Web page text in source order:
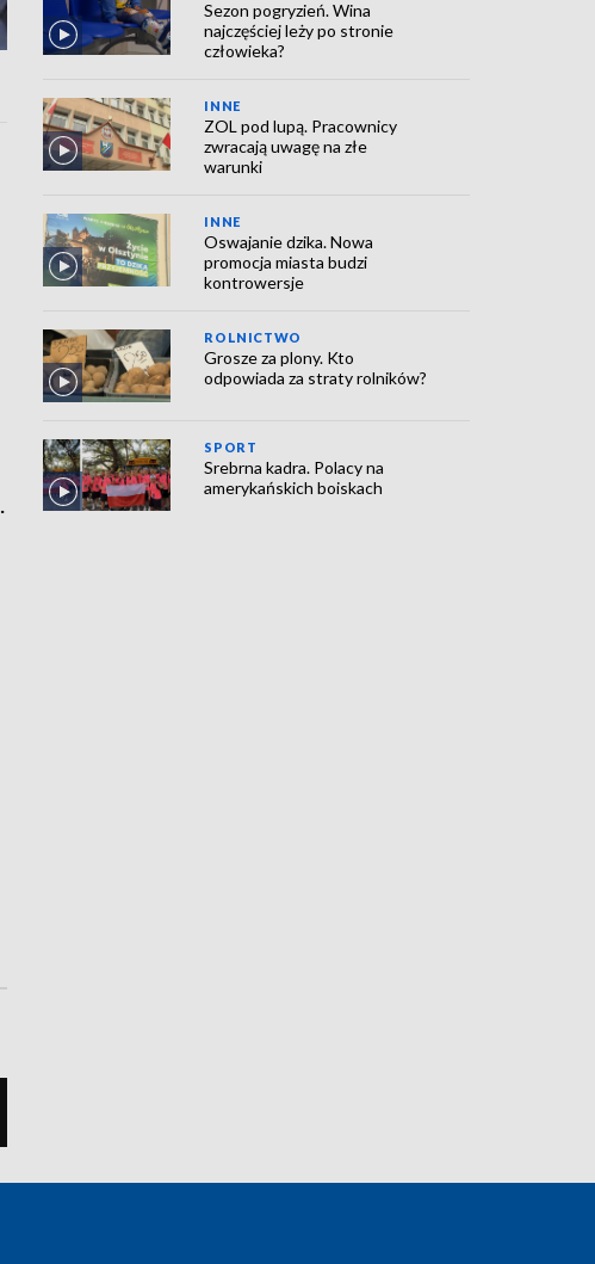
Sezon pogryzień. Wina
najczęściej leży po stronie
człowieka?
INNE
ZOL pod lupą. Pracownicy
zwracają uwagę na złe
warunki
INNE
Oswajanie dzika. Nowa
promocja miasta budzi
kontrowersje
ROLNICTWO
Grosze za plony. Kto
odpowiada za straty rolników?
SPORT
Srebrna kadra. Polacy na
amerykańskich boiskach